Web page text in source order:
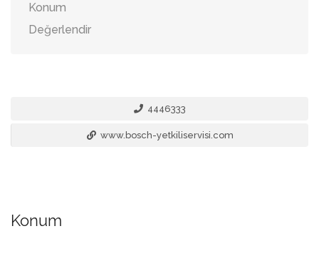
Konum
Değerlendir
4446333
www.bosch-yetkiliservisi.com
Konum